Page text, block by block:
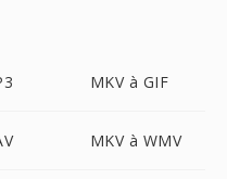
MKV à GIF
MKV à WMV